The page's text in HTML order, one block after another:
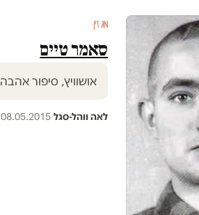
מגזין
סאמר טיים
אושוויץ, סיפור אהבה
לאה ווהל-סגל·
08.05.2015